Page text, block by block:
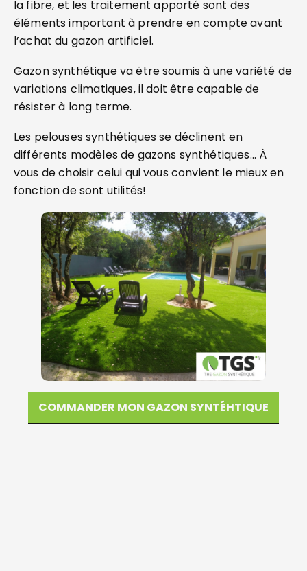
la fibre, et les traitement apporté sont des
éléments important à prendre en compte avant
l’achat du gazon artificiel.
Gazon synthétique va être soumis à une variété de
variations climatiques, il doit être capable de
résister à long terme.
Les pelouses synthétiques se déclinent en
différents modèles de gazons synthétiques… À
vous de choisir celui qui vous convient le mieux en
fonction de sont utilités!
COMMANDER MON GAZON SYNTÉHTIQUE